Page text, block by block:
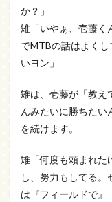
か？」
雉「いやぁ、壱藤く
でMTBの話はよく
いヨン」
雉は、壱藤が「教え
んみたいに勝ちた
を続けます。
雉「何度も頼まれた
し、努力もしてる
は『フィールドで』